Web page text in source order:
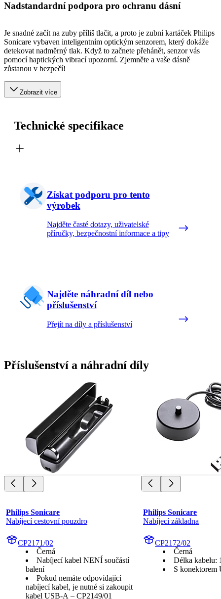
Nadstandardní podpora pro ochranu dásní
Je snadné začít na zuby příliš tlačit, a proto je zubní kartáček Philips
Sonicare vybaven inteligentním optickým senzorem, který dokáže
detekovat nadměrný tlak. Když to začnete přehánět, senzor vás
pomocí haptických vibrací upozorní. Zjemněte a vaše dásně
zůstanou v bezpečí!
Zobrazit více
Technické specifikace
Získat podporu pro tento
výrobek
Najděte časté dotazy, uživatelské
příručky, bezpečnostní informace a tipy
Najděte náhradní díl nebo
příslušenství
Přejít na díly a příslušenství
Příslušenství a náhradní díly
Philips Sonicare
Nabíjecí cestovní pouzdro
CP2171/02
Černá
Nabíjecí kabel NENÍ součástí
balení
Pokud nemáte odpovídající
nabíjecí kabel, je nutné si zakoupit
kabel USB-A – CP2149/01
Philips Sonicare
Nabíjecí základna
CP2172/02
Černá
Délka kabelu:
S konektorem